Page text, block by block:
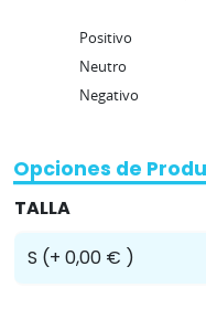
Positivo
Neutro
Negativo
Opciones de
TALLA